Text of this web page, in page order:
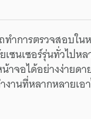
ทำการตรวจสอบใ
ซนเซอร์รุ่นทั่วไปห
จอได้อย่างง่ายด
านที่หลากหลายเ